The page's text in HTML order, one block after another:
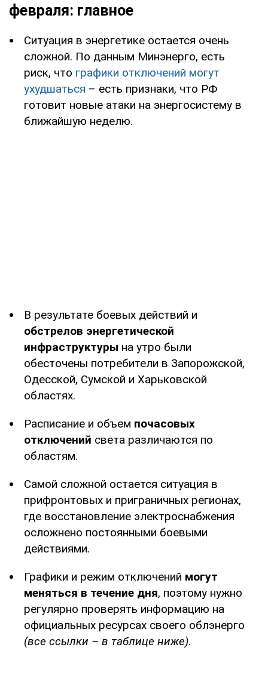
февраля: главное
Ситуация в энергетике остается очень
сложной. По данным Минэнерго, есть
риск, что графики отключений могут
ухудшаться – есть признаки, что РФ
готовит новые атаки на энергосистему в
ближайшую неделю.
В результате боевых действий и
обстрелов энергетической
инфраструктуры на утро были
обесточены потребители в Запорожской,
Одесской, Сумской и Харьковской
областях.
Расписание и объем почасовых
отключений света различаются по
областям.
Самой сложной остается ситуация в
прифронтовых и приграничных регионах,
где восстановление электроснабжения
осложнено постоянными боевыми
действиями.
Графики и режим отключений могут
меняться в течение дня, поэтому нужно
регулярно проверять информацию на
официальных ресурсах своего облэнерго
(все ссылки – в таблице ниже).